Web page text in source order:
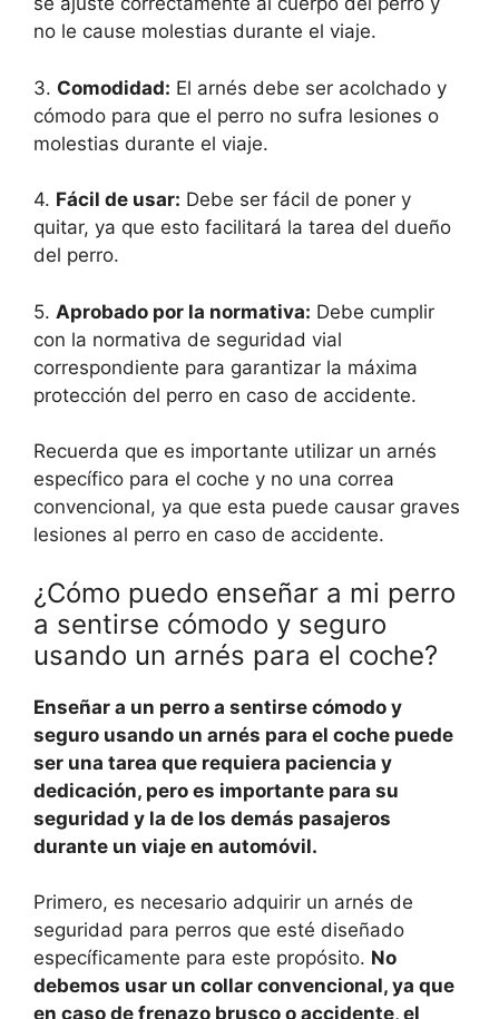
no le cause molestias durante el viaje.
3. Comodidad: El arnés debe ser acolchado y
cómodo para que el perro no sufra lesiones o
molestias durante el viaje.
4. Fácil de usar: Debe ser fácil de poner y
quitar, ya que esto facilitará la tarea del dueño
del perro.
5. Aprobado por la normativa: Debe cumplir
con la normativa de seguridad vial
correspondiente para garantizar la máxima
protección del perro en caso de accidente.
Recuerda que es importante utilizar un arnés
específico para el coche y no una correa
convencional, ya que esta puede causar graves
lesiones al perro en caso de accidente.
¿Cómo puedo enseñar a mi perro
a sentirse cómodo y seguro
usando un arnés para el coche?
Enseñar a un perro a sentirse cómodo y
seguro usando un arnés para el coche puede
ser una tarea que requiera paciencia y
dedicación, pero es importante para su
seguridad y la de los demás pasajeros
durante un viaje en automóvil.
Primero, es necesario adquirir un arnés de
seguridad para perros que esté diseñado
específicamente para este propósito. No
debemos usar un collar convencional, ya que
en caso de frenazo brusco o accidente, el